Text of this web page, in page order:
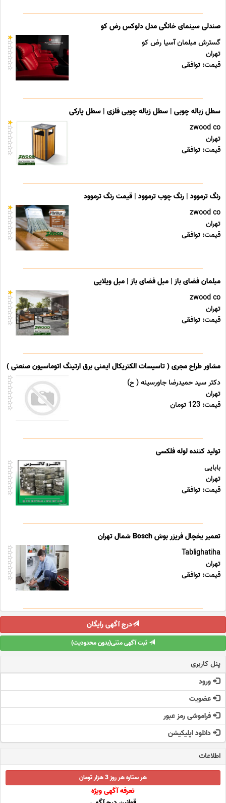
صندلی سینمای خانگی مدل دلوکس رض کو
گسترش مبلمان آسیا رض کو
تهران
قیمت: توافقی
سطل زباله چوبی | سطل زباله چوبی فلزی | سطل پارکی
zwood co
تهران
قیمت: توافقی
رنگ ترموود | رنگ چوب ترموود | قیمت رنگ ترموود
zwood co
تهران
قیمت: توافقی
مبلمان فضای باز | مبل فضای باز | مبل ویلایی
zwood co
تهران
قیمت: توافقی
مشاور طراح مجری ( تاسیسات الکتریکال ایمنی برق ارتینگ اتوماسیون صنعتی )
دکتر سید حمیدرضا جاورسینه ( ح)
تهران
قیمت: 123 تومان
تولید کننده لوله فلکسی
بابایی
تهران
قیمت: توافقی
تعمیر یخچال فریزر بوش Bosch شمال تهران
Tablighatiha
تهران
قیمت: توافقی
درج آگهی رایگان
ثبت آگهی متنی(بدون محدودیت)
پنل کاربری
ورود
عضویت
فراموشی رمز عبور
دانلود اپلیکیشن
اطلاعات
هر ستاره هر روز 3 هزار تومان
تعرفه آگهی ویژه